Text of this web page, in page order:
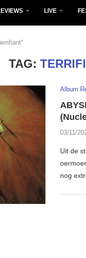
LIVE
TAG:
Album
03/11/
Uit de
nog